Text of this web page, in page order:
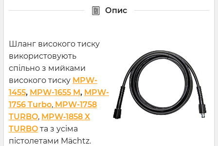
Опис
Шланг високого тиску
використовують
спільно з мийками
високого тиску MPW-
1455, MPW-1655 M, MPW-
1756 Turbo, MPW-1758
TURBO, MPW‑1858 X
TURBO та з усіма
пістолетами Mächtz.